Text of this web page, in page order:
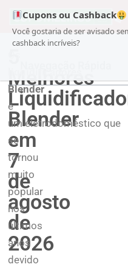
Cupons ou Cashback
Você gostaria de ser avisado
cashback incríveis?
Melhores
Blender
em
7
de
agosto
de
2026
Blender
é
um eletrodoméstico que
se
tornou
muito
popular
nos
últimos
anos
devido